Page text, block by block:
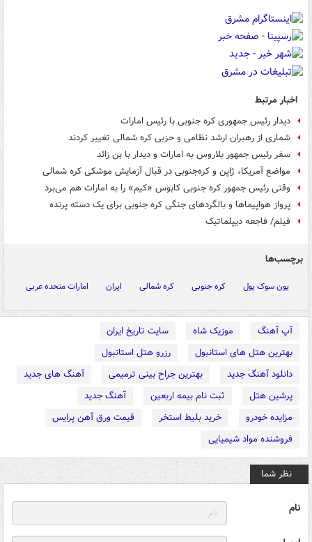
اخبار مرتبط
دیدار رئیس جمهوری کره جنوبی با رئیس امارات
شماری از رهبران ارشد نظامی و حزبی کره شمالی تغییر کردند
سفر رئیس جمهور بلاروس به امارات و دیدار با بن زائد
مواضع آمریکا، ژاپن و کره‌جنوبی در قبال آزمایش موشکی کره شمالی
وقتی رئیس جمهور کره جنوبی کابوس «کیم» را به امارات هم می‌برد
پرواز هواپیماها و بالگردهای جنگی کره جنوبی برای یک دسته پرنده
فیلم/ فاجعه دیپلماتیک
برچسب‌ها
یون سوک یول کره جنوبی کره شمالی ایران امارات متحده عربی
آپ آهنگ موزیک شاه
سایت تاریخ ایران
بهترین هتل های استانبول
رزرو هتل استانبول
دانلود آهنگ جدید
بهترین جراح بینی ترمیمی
آهنگ های جدید
پرشین هتل
ثبت نام بیمه اربعین
آهنگ جدید
مزایده خودرو
خرید بلیط استخر
قیمت ورق آهن پرایس
فروشنده مواد شیمیایی
نظر شما
نام